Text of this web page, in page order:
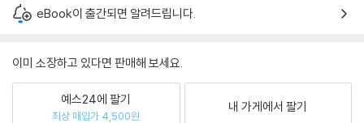
eBook이 출간되면 알려드립니다.
이미 소장하고 있다면 판매해 보세요.
예스24에 팔기
최상 매입가 4,500원
내 가게에서 팔기